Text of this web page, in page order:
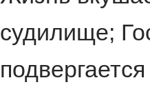
судилище;